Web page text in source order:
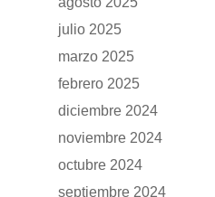
julio 2025
marzo 2025
febrero 2025
diciembre 2024
noviembre 2024
octubre 2024
septiembre 2024